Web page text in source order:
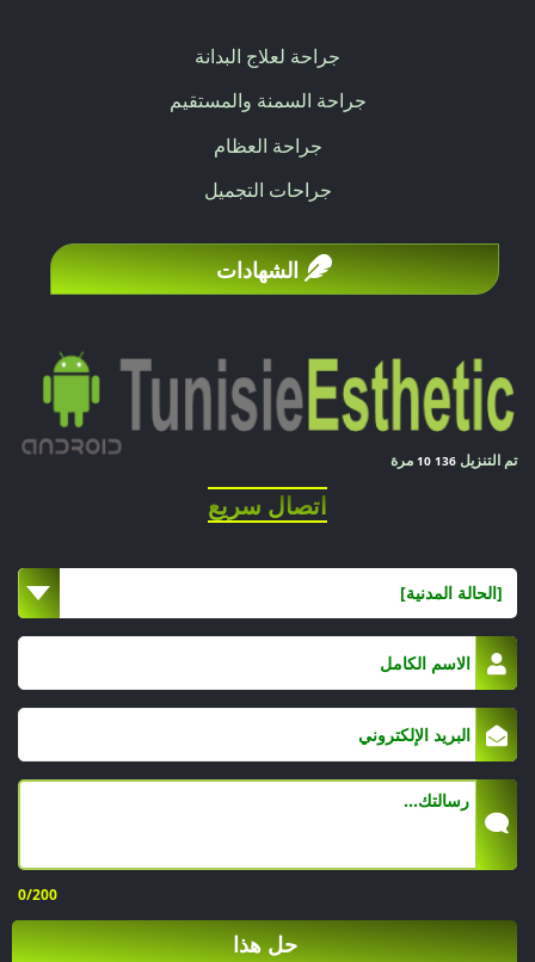
جراحة لعلاج البدانة
جراحة السمنة والمستقيم
جراحة العظام
جراحات التجميل
الشهادات
تم التنزيل 10 136 مرة
اتصال سريع
[الحالة المدنية]
0/200
حل هذا